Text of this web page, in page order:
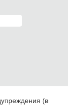
(в